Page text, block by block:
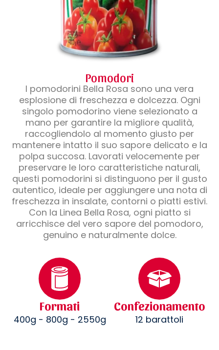
Pomodori
I pomodorini Bella Rosa sono una vera
esplosione di freschezza e dolcezza. Ogni
singolo pomodorino viene selezionato a
mano per garantire la migliore qualità,
raccogliendolo al momento giusto per
mantenere intatto il suo sapore delicato e la
polpa succosa. Lavorati velocemente per
preservare le loro caratteristiche naturali,
questi pomodorini si distinguono per il gusto
autentico, ideale per aggiungere una nota di
freschezza in insalate, contorni o piatti estivi.
Con la Linea Bella Rosa, ogni piatto si
arricchisce del vero sapore del pomodoro,
genuino e naturalmente dolce.
Formati
400g - 800g - 2550g
Confezionamento
12 barattoli